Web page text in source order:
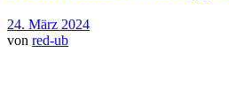
24. März 2024
von red-ub